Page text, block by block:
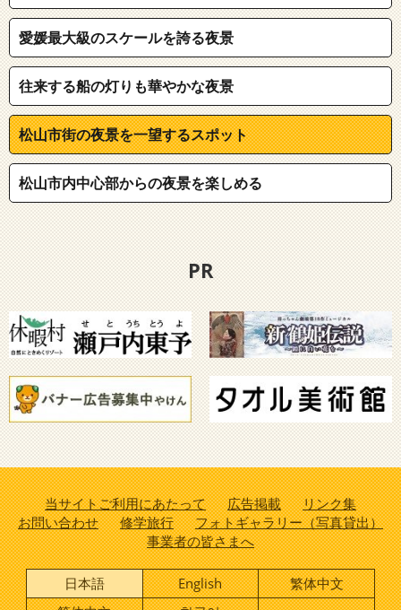
愛媛最大級のスケールを誇る夜景
往来する船の灯りも華やかな夜景
松山市街の夜景を一望するスポット
松山市内中心部からの夜景を楽しめる
PR
当サイトご利用にあたって 広告掲載
リンク集
お問い合わせ
修学旅行
フォトギャラリー（写真貸出）
事業者の皆さまへ
日本語 English
繁体中文